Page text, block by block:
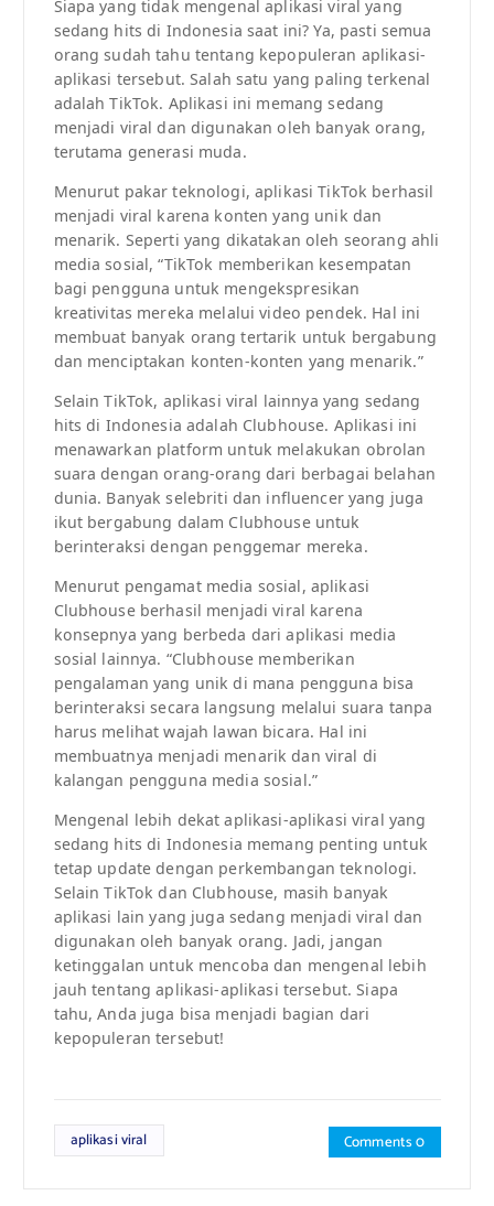
Siapa yang tidak mengenal aplikasi viral yang
sedang hits di Indonesia saat ini? Ya, pasti semua
orang sudah tahu tentang kepopuleran aplikasi-
aplikasi tersebut. Salah satu yang paling terkenal
adalah TikTok. Aplikasi ini memang sedang
menjadi viral dan digunakan oleh banyak orang,
terutama generasi muda.
Menurut pakar teknologi, aplikasi TikTok berhasil
menjadi viral karena konten yang unik dan
menarik. Seperti yang dikatakan oleh seorang ahli
media sosial, “TikTok memberikan kesempatan
bagi pengguna untuk mengekspresikan
kreativitas mereka melalui video pendek. Hal ini
membuat banyak orang tertarik untuk bergabung
dan menciptakan konten-konten yang menarik.”
Selain TikTok, aplikasi viral lainnya yang sedang
hits di Indonesia adalah Clubhouse. Aplikasi ini
menawarkan platform untuk melakukan obrolan
suara dengan orang-orang dari berbagai belahan
dunia. Banyak selebriti dan influencer yang juga
ikut bergabung dalam Clubhouse untuk
berinteraksi dengan penggemar mereka.
Menurut pengamat media sosial, aplikasi
Clubhouse berhasil menjadi viral karena
konsepnya yang berbeda dari aplikasi media
sosial lainnya. “Clubhouse memberikan
pengalaman yang unik di mana pengguna bisa
berinteraksi secara langsung melalui suara tanpa
harus melihat wajah lawan bicara. Hal ini
membuatnya menjadi menarik dan viral di
kalangan pengguna media sosial.”
Mengenal lebih dekat aplikasi-aplikasi viral yang
sedang hits di Indonesia memang penting untuk
tetap update dengan perkembangan teknologi.
Selain TikTok dan Clubhouse, masih banyak
aplikasi lain yang juga sedang menjadi viral dan
digunakan oleh banyak orang. Jadi, jangan
ketinggalan untuk mencoba dan mengenal lebih
jauh tentang aplikasi-aplikasi tersebut. Siapa
tahu, Anda juga bisa menjadi bagian dari
kepopuleran tersebut!
aplikasi viral Comments 0